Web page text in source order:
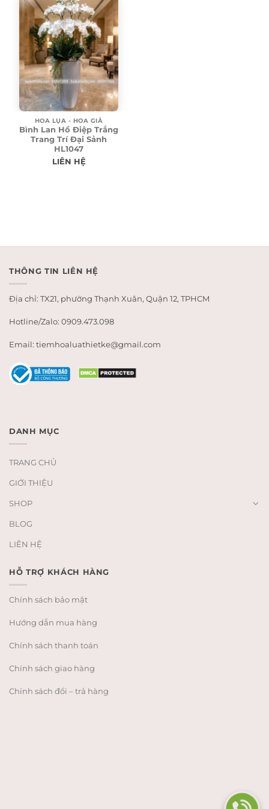
8.850.000₫.
HOA LỤA - HOA GIẢ
Bình Lan Hồ Điệp Trắng
Trang Trí Đại Sảnh
HL1047
LIÊN HỆ
THÔNG TIN LIÊN HỆ
Địa chỉ: TX21, phường Thạnh Xuân, Quận 12, TPHCM
Hotline/Zalo: 0909.473.098
Email: tiemhoaluathietke@gmail.com
DANH MỤC
TRANG CHỦ
GIỚI THIỆU
SHOP
BLOG
LIÊN HỆ
HỖ TRỢ KHÁCH HÀNG
Chính sách bảo mật
Hướng dẫn mua hàng
Chính sách thanh toán
Chính sách giao hàng
Chính sách đổi – trả hàng